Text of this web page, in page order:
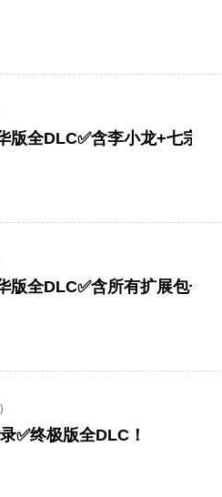
全DLC✅含李小龙+七宗罪
版全DLC✅含所有扩展包七
✅终极版全DLC！